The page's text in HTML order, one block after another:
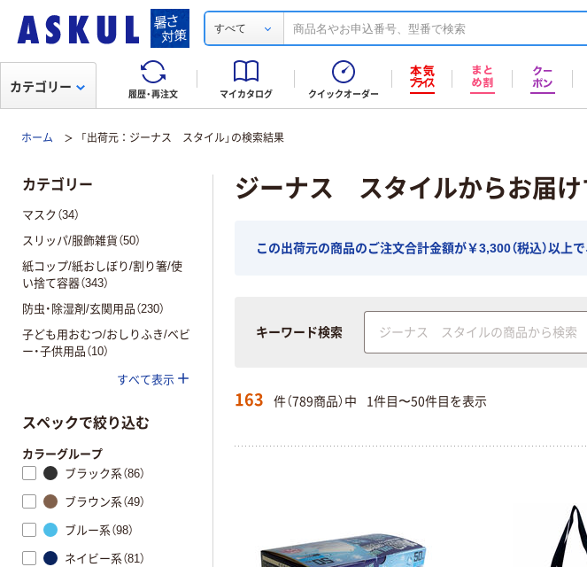
すべて
履歴・再注文 マイカタログ クイックオーダー
カテゴリー
ホーム 「出荷元：ジーナス スタイル」の検索結果
ジーナス スタイルからお届け
この出荷元の商品のご注文合計金額が￥3,300（税込）以上で
キーワード検索
163 件（789商品）中 1件目〜50件目を表示
カテゴリー
マスク（34）
スリッパ/服飾雑貨（50）
紙コップ/紙おしぼり/割り箸/使
い捨て容器（343）
防虫・除湿剤/玄関用品（230）
子ども用おむつ/おしりふき/ベビ
ー・子供用品（10）
すべて表示
スペックで絞り込む
カラーグループ
ブラック系（86）
ブラウン系（49）
ブルー系（98）
ネイビー系（81）